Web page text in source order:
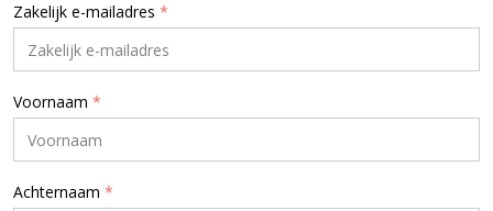
Zakelijk e-mailadres *
Voornaam *
Achternaam *